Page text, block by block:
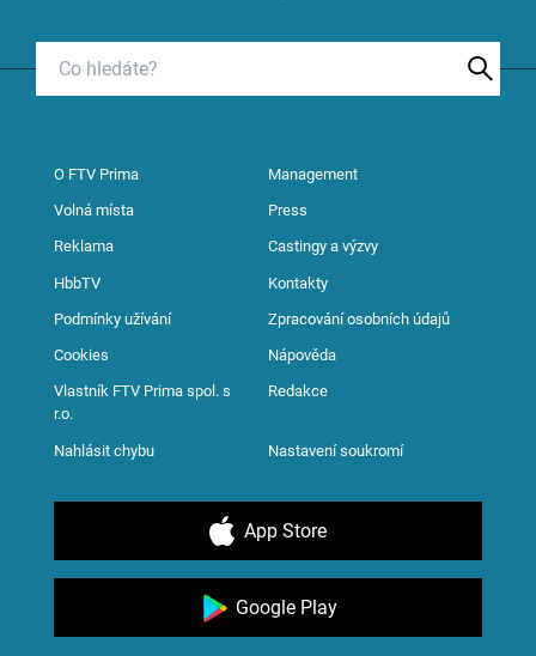
O FTV Prima Management
Volná místa Press
Reklama Castingy a výzvy
HbbTV Kontakty
Podmínky užívání Zpracování osobních údajů
Cookies Nápověda
Vlastník FTV Prima spol. s
r.o.
Redakce
Nahlásit chybu Nastavení soukromí
App Store
Google Play